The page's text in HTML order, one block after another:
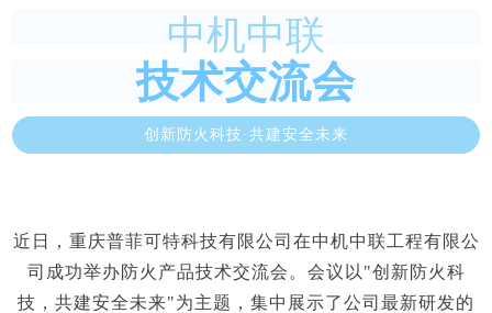
中机中联
技术交流会
创新防火科技·共建安全未来
近日， 重庆普菲可特科技有限公司在中机中联工程有限公
司成功举办防火产品技术交流会。会议以"创新防火科
技，共建安全未来"为主题，集中展示了公司最新研发的